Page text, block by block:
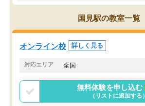
意見を聞くことができ、より良いもの
を推敲することが可能だ。
どの人も優しく、親身に接してくださ
るのでやる気も出て、良かったで
す！！
国見駅の教室一覧
オンライン校 詳しく見る
対応エリア 全国
無料体験を申し込む
（リストに追加する）